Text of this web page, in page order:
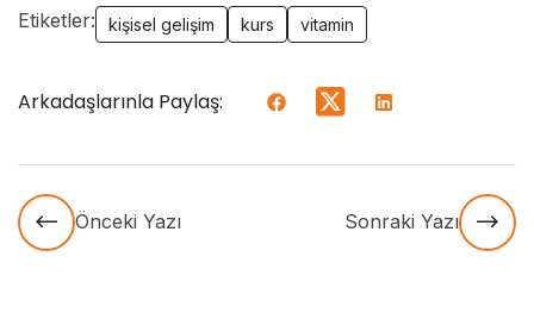
Etiketler: kişisel gelişim kurs vitamin
Arkadaşlarınla Paylaş:
Önceki Yazı Sonraki Yazı